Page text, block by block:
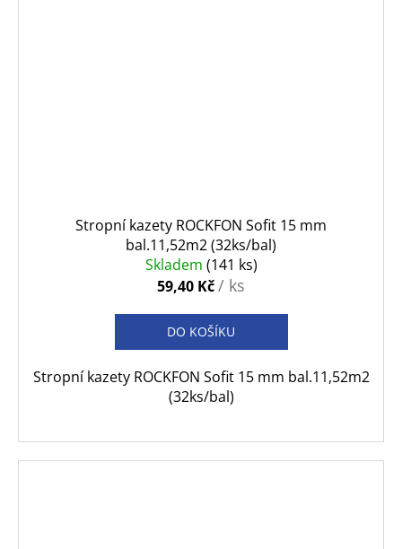
Stropní kazety ROCKFON Sofit 15 mm
bal.11,52m2 (32ks/bal)
Skladem (141 ks)
59,40 Kč/ ks
DO KOŠÍKU
Stropní kazety ROCKFON Sofit 15 mm bal.11,52m2
(32ks/bal)